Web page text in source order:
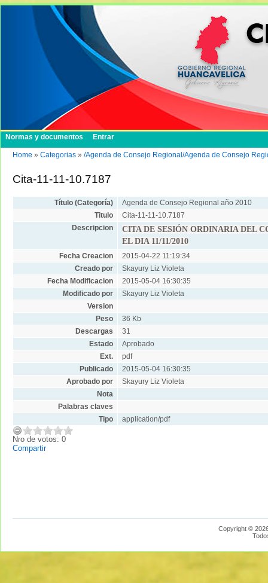
Normas y documentos Entrar
Home » Categorias » /Agenda de Consejo Regional/Agenda de Consejo
Cita-11-11-10.7187
Título (Categoría)
Agenda de Consejo Regional año 2010
Titulo
Cita-11-11-10.7187
Descripcion
CITA DE SESIÓN ORDINARIA DEL
EL DIA 11/11/2010
Fecha Creacion
2015-04-22 11:19:34
Creado por
Skayury Liz Violeta
Fecha Modificacion
2015-05-04 16:30:35
Modificado por
Skayury Liz Violeta
Version
Peso
36 Kb
Descargas
31
Estado
Aprobado
Ext.
pdf
Publicado
2015-05-04 16:30:35
Aprobado por
Skayury Liz Violeta
Nota
Palabras claves
Tipo
application/pdf
Nro de votos: 0
Compartir
Copyright ©